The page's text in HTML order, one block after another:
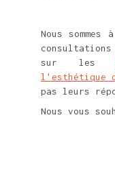
Nous
consultations
sur les
l'esthétique
pas leurs
Nous vous